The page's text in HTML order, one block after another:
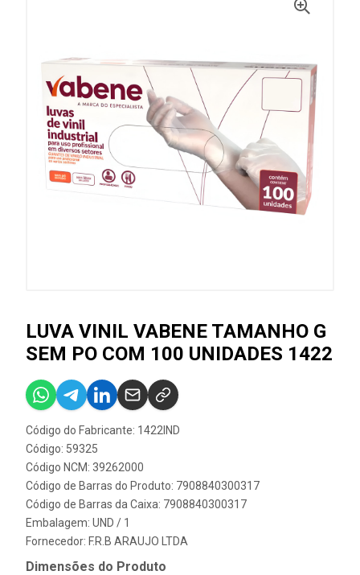
LUVA VINIL VABENE TAMANHO G
SEM PO COM 100 UNIDADES 1422
Código do Fabricante: 1422IND
Código: 59325
Código NCM: 39262000
Código de Barras do Produto: 7908840300317
Código de Barras da Caixa: 7908840300317
Embalagem: UND / 1
Fornecedor: F.R.B ARAUJO LTDA
Dimensões do Produto